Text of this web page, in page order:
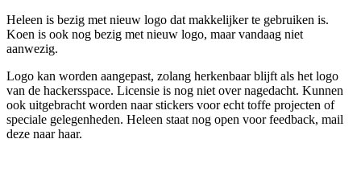
Heleen is bezig met nieuw logo dat makkelijker te gebruiken is.
Koen is ook nog bezig met nieuw logo, maar vandaag niet
aanwezig.
Logo kan worden aangepast, zolang herkenbaar blijft als het logo
van de hackersspace. Licensie is nog niet over nagedacht. Kunnen
ook uitgebracht worden naar stickers voor echt toffe projecten of
speciale gelegenheden. Heleen staat nog open voor feedback, mail
deze naar haar.